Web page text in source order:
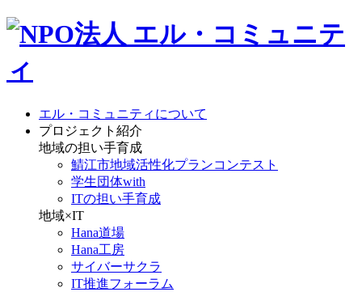
エル・コミュニティについて
プロジェクト紹介
地域の担い手育成
鯖江市地域活性化プランコンテスト
学生団体with
ITの担い手育成
地域×IT
Hana道場
Hana工房
サイバーサクラ
IT推進フォーラム